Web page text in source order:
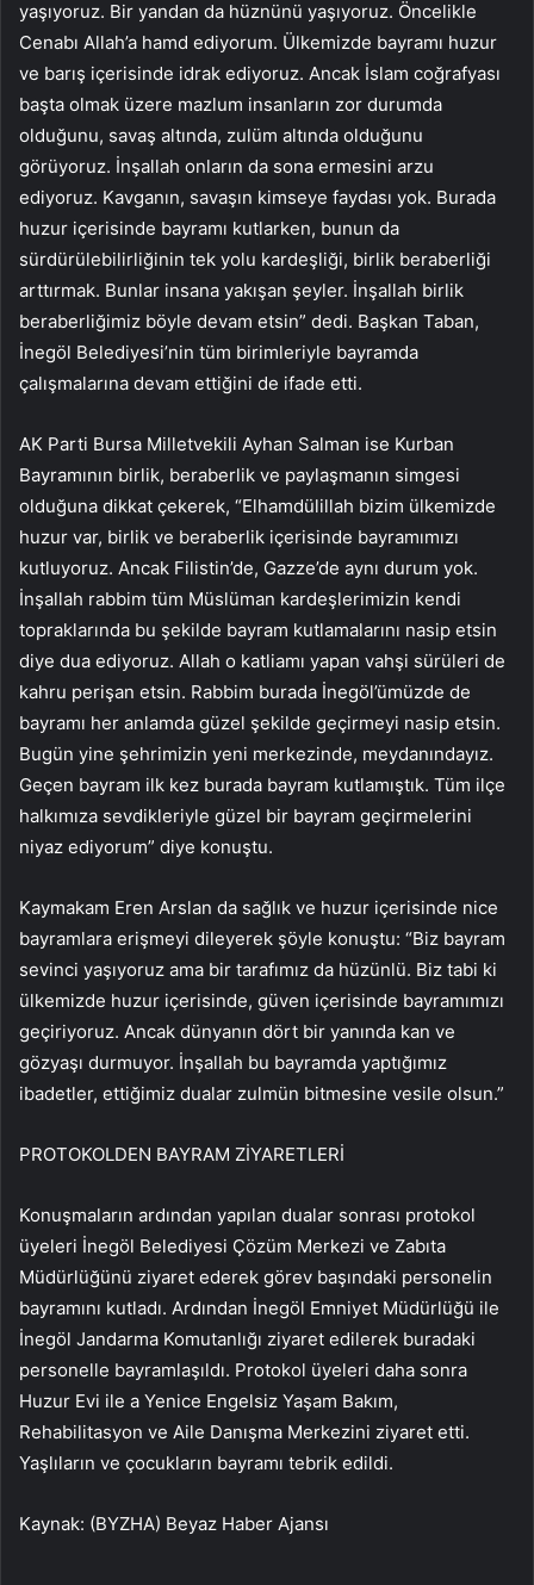
yaşıyoruz. Bir yandan da hüznünü yaşıyoruz. Öncelikle
Cenabı Allah’a hamd ediyorum. Ülkemizde bayramı huzur
ve barış içerisinde idrak ediyoruz. Ancak İslam coğrafyası
başta olmak üzere mazlum insanların zor durumda
olduğunu, savaş altında, zulüm altında olduğunu
görüyoruz. İnşallah onların da sona ermesini arzu
ediyoruz. Kavganın, savaşın kimseye faydası yok. Burada
huzur içerisinde bayramı kutlarken, bunun da
sürdürülebilirliğinin tek yolu kardeşliği, birlik beraberliği
arttırmak. Bunlar insana yakışan şeyler. İnşallah birlik
beraberliğimiz böyle devam etsin” dedi. Başkan Taban,
İnegöl Belediyesi’nin tüm birimleriyle bayramda
çalışmalarına devam ettiğini de ifade etti.
AK Parti Bursa Milletvekili Ayhan Salman ise Kurban
Bayramının birlik, beraberlik ve paylaşmanın simgesi
olduğuna dikkat çekerek, “Elhamdülillah bizim ülkemizde
huzur var, birlik ve beraberlik içerisinde bayramımızı
kutluyoruz. Ancak Filistin’de, Gazze’de aynı durum yok.
İnşallah rabbim tüm Müslüman kardeşlerimizin kendi
topraklarında bu şekilde bayram kutlamalarını nasip etsin
diye dua ediyoruz. Allah o katliamı yapan vahşi sürüleri de
kahru perişan etsin. Rabbim burada İnegöl’ümüzde de
bayramı her anlamda güzel şekilde geçirmeyi nasip etsin.
Bugün yine şehrimizin yeni merkezinde, meydanındayız.
Geçen bayram ilk kez burada bayram kutlamıştık. Tüm ilçe
halkımıza sevdikleriyle güzel bir bayram geçirmelerini
niyaz ediyorum” diye konuştu.
Kaymakam Eren Arslan da sağlık ve huzur içerisinde nice
bayramlara erişmeyi dileyerek şöyle konuştu: “Biz bayram
sevinci yaşıyoruz ama bir tarafımız da hüzünlü. Biz tabi ki
ülkemizde huzur içerisinde, güven içerisinde bayramımızı
geçiriyoruz. Ancak dünyanın dört bir yanında kan ve
gözyaşı durmuyor. İnşallah bu bayramda yaptığımız
ibadetler, ettiğimiz dualar zulmün bitmesine vesile olsun.”
PROTOKOLDEN BAYRAM ZİYARETLERİ
Konuşmaların ardından yapılan dualar sonrası protokol
üyeleri İnegöl Belediyesi Çözüm Merkezi ve Zabıta
Müdürlüğünü ziyaret ederek görev başındaki personelin
bayramını kutladı. Ardından İnegöl Emniyet Müdürlüğü ile
İnegöl Jandarma Komutanlığı ziyaret edilerek buradaki
personelle bayramlaşıldı. Protokol üyeleri daha sonra
Huzur Evi ile a Yenice Engelsiz Yaşam Bakım,
Rehabilitasyon ve Aile Danışma Merkezini ziyaret etti.
Yaşlıların ve çocukların bayramı tebrik edildi.
Kaynak: (BYZHA) Beyaz Haber Ajansı